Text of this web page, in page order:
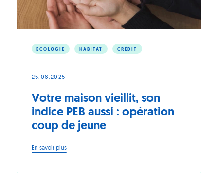
Votre maison vieillit, son
indice PEB aussi : opération
coup de jeune
25.08.2025
ECOLOGIE HABITAT CRÉDIT
En savoir plus-